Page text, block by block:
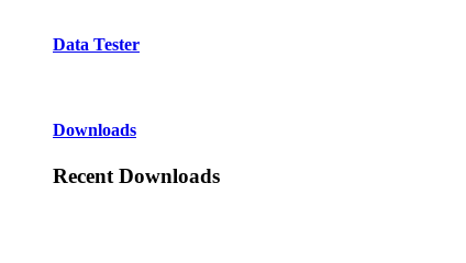
Data Tester
Downloads
Recent Downloads